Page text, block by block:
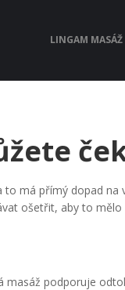
LINGAM MASÁŽ
má přímý dopad na
ošetřit, aby to mělo
masáž podporuje